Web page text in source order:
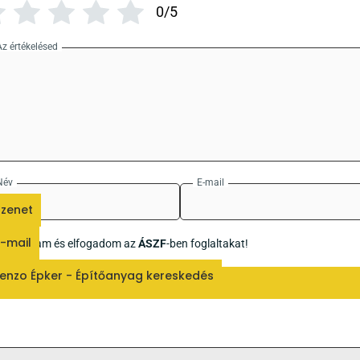
0/5
értékelésed
E-mail
és elfogadom azÁSZF-ben foglaltakat!
Küldés
mail
Épker - Építőanyag kereskedés